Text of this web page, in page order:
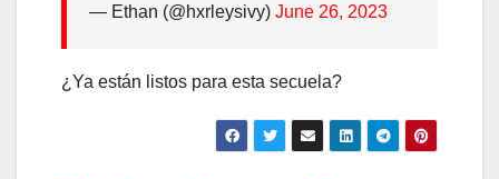
— Ethan (@hxrleysivy) June 26, 2023
¿Ya están listos para esta secuela?